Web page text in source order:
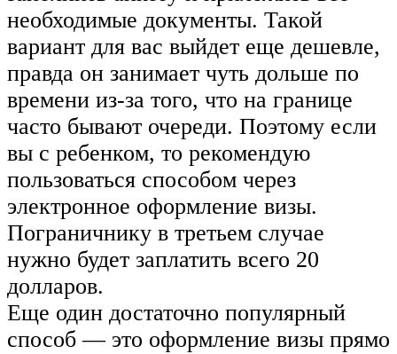
необходимые документы. Такой
вариант для вас выйдет еще дешевле,
правда он занимает чуть дольше по
времени из-за того, что на границе
часто бывают очереди. Поэтому если
вы с ребенком, то рекомендую
пользоваться способом через
электронное оформление визы.
Пограничнику в третьем случае
нужно будет заплатить всего 20
долларов.
Еще один достаточно популярный
способ — это оформление визы прямо